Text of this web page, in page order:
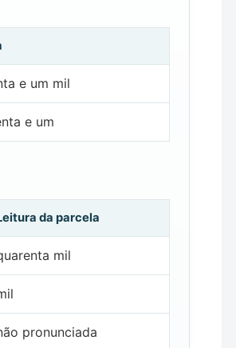
e um mil
e um
da parcela
mil
pronunciada